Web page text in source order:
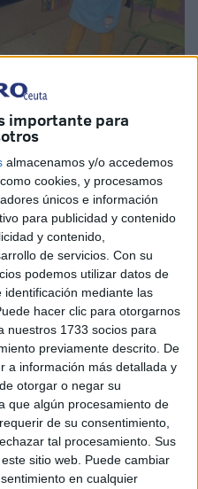
importante para
almacenamos y/o accedemos
cookies, y procesamos
únicos e información
para publicidad y contenido
y contenido,
de servicios. Con su
podemos utilizar datos de
mediante las
hacer clic para otorgarnos
nuestros 1733 socios para
previamente descrito. De
a información más detallada y
otorgar o negar su
que algún procesamiento de
de su consentimiento,
tal procesamiento. Sus
sitio web. Puede cambiar
en cualquier
parte de sus recursos
dirigida a la educación
Museo Nacional
la jornada virtual
dosprofesorasde Ceuta
celebra el sábado 12 de
de la iniciativa del
en seguirlo
www.educathyssen.org.
programa son Guadalupe
del tercer curso del
Infantil de la Universidad
Fernández Lara, del